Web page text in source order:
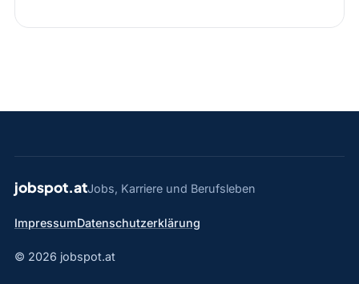
jobspot.atJobs, Karriere und Berufsleben
ImpressumDatenschutzerklärung
© 2026 jobspot.at